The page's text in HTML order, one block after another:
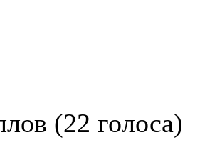
(22 голоса)